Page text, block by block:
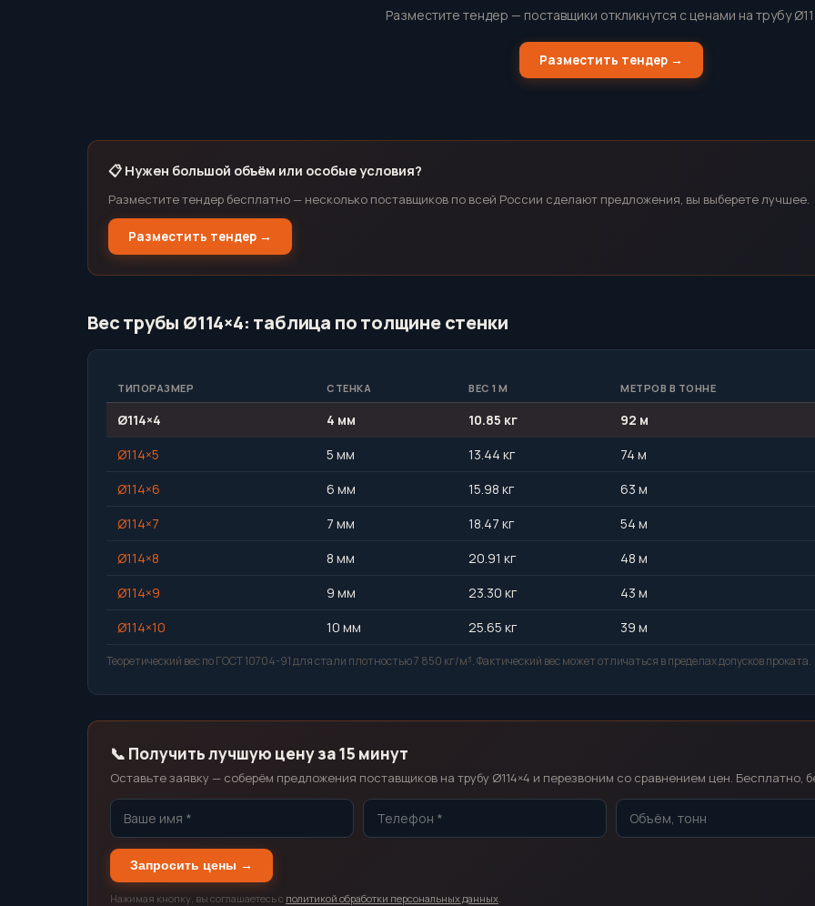
Разместите тендер — поставщики откликнутся с ценами на трубу
Разместить тендер →
📋 Нужен большой объём или особые условия?
Разместите тендер бесплатно — несколько поставщиков по всей России сделают предложения, вы выберете лучшее.
Разместить тендер →
Вес трубы Ø114×4: таблица по толщине стенки
ТИПОРАЗМЕР СТЕНКА ВЕС 1 М МЕТРОВ В ТОННЕ
Ø114×4 4 мм 10.85 кг
92 м
Ø114×5
5 мм 13.44 кг
74 м
Ø114×6
6 мм 15.98 кг
63 м
Ø114×7
7 мм 18.47 кг
54 м
Ø114×8
8 мм 20.91 кг
48 м
Ø114×9
9 мм 23.30 кг
43 м
Ø114×10
10 мм 25.65 кг 39 м
Теоретический вес по ГОСТ 10704-91 для стали плотностью 7 850 кг/м³. Фактический вес может отличаться в пределах допусков проката.
📞 Получить лучшую цену за 15 минут
Оставьте заявку — соберём предложения поставщиков на трубу Ø114×4 и перезвоним со сравнением цен. Бесплатно,
Запросить цены →
Нажимая кнопку, вы соглашаетесь с политикой обработки персональных данных.